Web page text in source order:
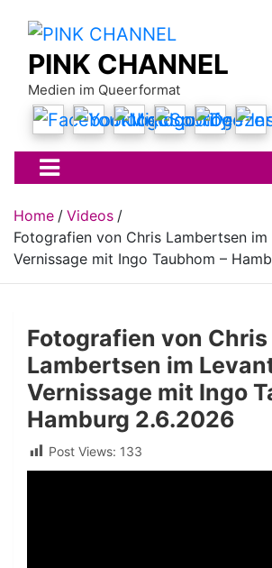
contentPINK CHANNEL
Medien im Queerformat
Home
Videos
Fotografien von Chris Lambertsen im
Vernissage mit Ingo Taubhom –
Fotografien von Chris
Lambertsen im
Vernissage mit Ingo
Hamburg 2.6.2026
Post Views: 133